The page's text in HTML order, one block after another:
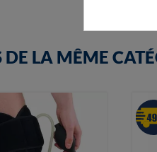
DE LA MÊME